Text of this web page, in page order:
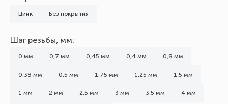
Цинк Без покрытия
Шаг резьбы, мм:
0 мм 0,7 мм 0,45 мм 0,4 мм 0,8 мм
0,38 мм 0,5 мм 1,75 мм 1,25 мм 1,5 мм
1 мм 2 мм 2,5 мм 3 мм 3,5 мм 4 мм